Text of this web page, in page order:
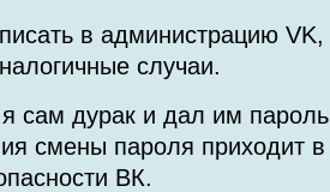
в администрацию VK,
случаи.
сам дурак и дал им
смены пароля приходит
ВК.